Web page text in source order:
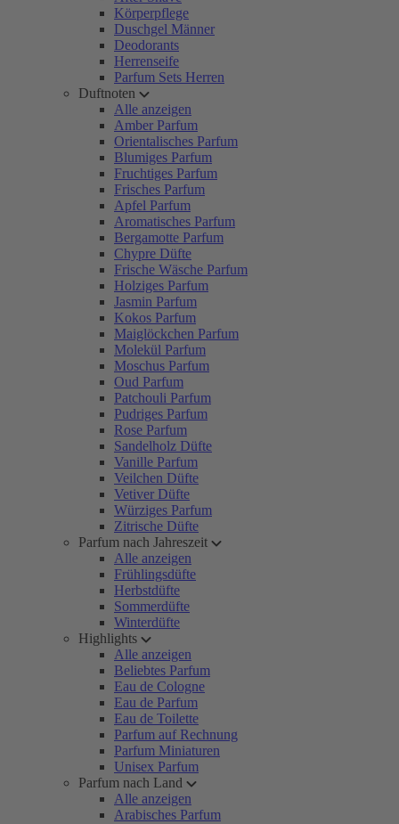
Körperpflege
Duschgel Männer
Deodorants
Herrenseife
Parfum Sets Herren
Duftnoten
Alle anzeigen
Amber Parfum
Orientalisches Parfum
Blumiges Parfum
Fruchtiges Parfum
Frisches Parfum
Apfel Parfum
Aromatisches Parfum
Bergamotte Parfum
Chypre Düfte
Frische Wäsche Parfum
Holziges Parfum
Jasmin Parfum
Kokos Parfum
Maiglöckchen Parfum
Molekül Parfum
Moschus Parfum
Oud Parfum
Patchouli Parfum
Pudriges Parfum
Rose Parfum
Sandelholz Düfte
Vanille Parfum
Veilchen Düfte
Vetiver Düfte
Würziges Parfum
Zitrische Düfte
Parfum nach Jahreszeit
Alle anzeigen
Frühlingsdüfte
Herbstdüfte
Sommerdüfte
Winterdüfte
Highlights
Alle anzeigen
Beliebtes Parfum
Eau de Cologne
Eau de Parfum
Eau de Toilette
Parfum auf Rechnung
Parfum Miniaturen
Unisex Parfum
Parfum nach Land
Alle anzeigen
Arabisches Parfum